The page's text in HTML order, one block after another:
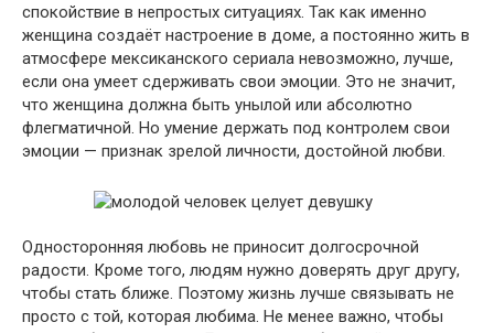
спокойствие в непростых ситуациях. Так как именно
женщина создаёт настроение в доме, а постоянно жить в
атмосфере мексиканского сериала невозможно, лучше,
если она умеет сдерживать свои эмоции. Это не значит,
что женщина должна быть унылой или абсолютно
флегматичной. Но умение держать под контролем свои
эмоции — признак зрелой личности, достойной любви.
Односторонняя любовь не приносит долгосрочной
радости. Кроме того, людям нужно доверять друг другу,
чтобы стать ближе. Поэтому жизнь лучше связывать не
просто с той, которая любима. Не менее важно, чтобы